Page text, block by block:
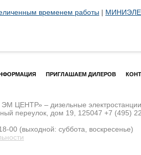
временем работы |
ПРИГЛАШАЕМ ДИЛЕРОВ
– дизельные электростанции
переулок, дом 19, 125047 +7 (495)
00 (выходной: суббота, воскресенье)